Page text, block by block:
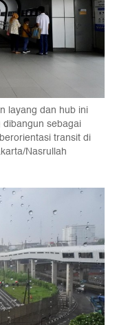
layang dan hub ini
sebagai
transit di
Nasrullah